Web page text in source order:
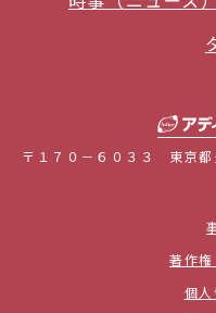
〒１７０－６０３３ 東京
著作
個